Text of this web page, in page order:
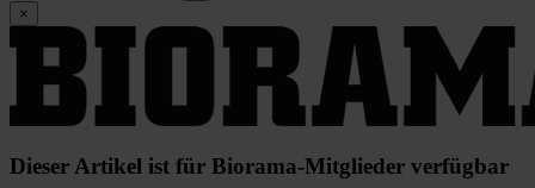
×
Dieser Artikel ist für Biorama-Mitglieder verfügbar